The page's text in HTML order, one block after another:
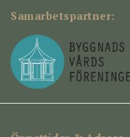
Samarbetspartner: